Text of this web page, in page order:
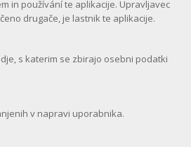
in používání te aplikacije. Upravljavec
drugače, je lastnik te aplikacije.
s katerim se zbirajo osebni podatki
v napravi uporabnika.